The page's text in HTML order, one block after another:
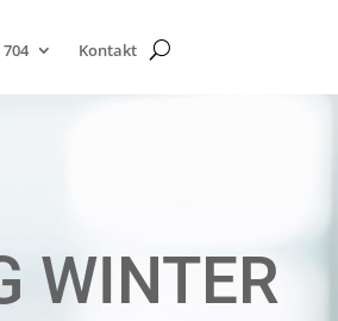
Kontakt
WINTER